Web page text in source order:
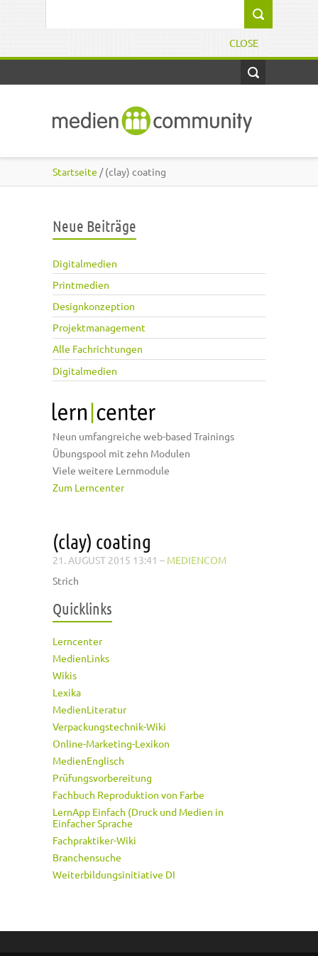
CLOSE
Startseite / (clay) coating
Neue Beiträge
Digitalmedien
Printmedien
Designkonzeption
Projektmanagement
Alle Fachrichtungen
Digitalmedien
Neun umfangreiche web-based Trainings
Übungspool mit zehn Modulen
Viele weitere Lernmodule
Zum Lerncenter
(clay) coating
21. AUGUST 2015 13:41 – MEDIENCOM
Strich
Quicklinks
Lerncenter
MedienLinks
Wikis
Lexika
MedienLiteratur
Verpackungstechnik-Wiki
Online-Marketing-Lexikon
MedienEnglisch
Prüfungsvorbereitung
Fachbuch Reproduktion von Farbe
LernApp Einfach (Druck und Medien in
Einfacher Sprache
Fachpraktiker-Wiki
Branchensuche
Weiterbildungsinitiative DI